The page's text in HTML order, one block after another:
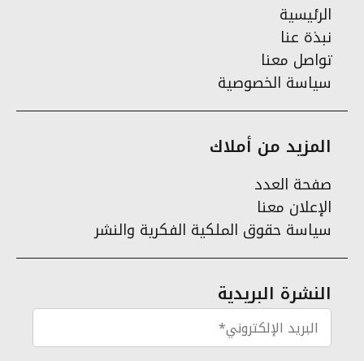
الرئيسية
نبذة عنا
تواصل معنا
سياسة الخصوصية
المزيد من أملاك
صفحة العدد
الإعلان معنا
سياسة حقوق الملكية الفكرية والنشر
النشرة البريدية